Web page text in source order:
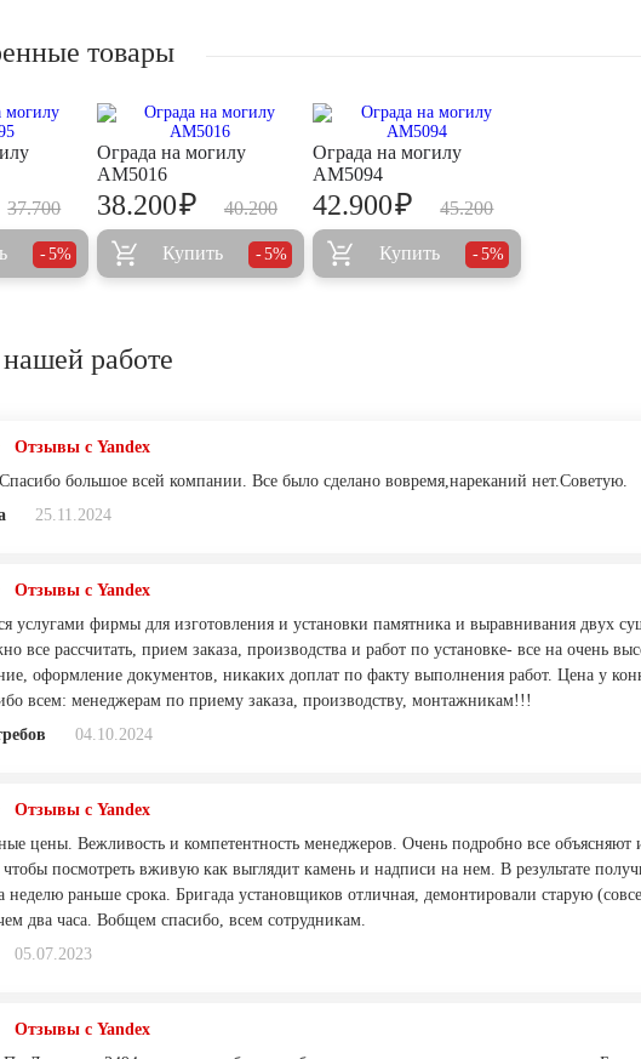
товары
37.700
5%
Ограда на могилу
AM5016
40.200
38.200₽
Купить 5%
Ограда на могилу
AM5094
45.200
42.900₽
Купить 5%
работе
Отзывы с Yandex
большое всей компании. Все было сделано вовремя,нареканий нет.Советую.
25.11.2024
Отзывы с Yandex
услугами фирмы для изготовления и установки памятника и выравнивания двух
все рассчитать, прием заказа, производства и работ по установке- все на очень
оформление документов, никаких доплат по факту выполнения работ. Цена у
всем: менеджерам по приему заказа, производству, монтажникам!!!
04.10.2024
Отзывы с Yandex
цены. Вежливость и компетентность менеджеров. Очень подробно все
чтобы посмотреть вживую как выглядит камень и надписи на нем. В результате
неделю раньше срока. Бригада установщиков отличная, демонтировали старую
два часа. Вобщем спасибо, всем сотрудникам.
05.07.2023
Отзывы с Yandex